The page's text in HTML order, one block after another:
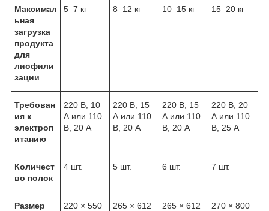
Максимал
ьная
загрузка
продукта
для
лиофили
зации
5–7 кг 8–12 кг 10–15 кг 15–20 кг
Требован
ия к
электроп
итанию
220 В, 10
А или 110
В, 20 А
220 В, 15
А или 110
В, 20 А
220 В, 15
А или 110
В, 20 А
220 В, 20
А или 110
В, 25 А
Количест
во полок
4 шт. 5 шт. 6 шт. 7 шт.
Размер
220 × 550
265 × 612
265 × 612
270 × 800